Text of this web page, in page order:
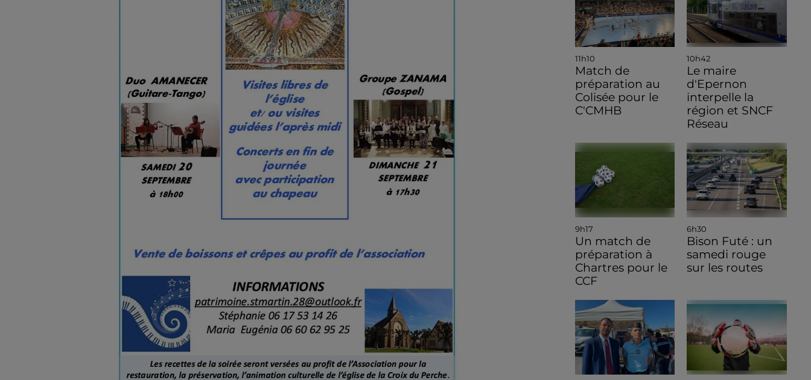
11h10
Match de
préparation au
Colisée pour le
C'CMHB
10h42
Le maire
d'Epernon
interpelle la
région et SNCF
Réseau
9h17
Un match de
préparation à
Chartres pour le
CCF
6h30
Bison Futé : un
samedi rouge
sur les routes